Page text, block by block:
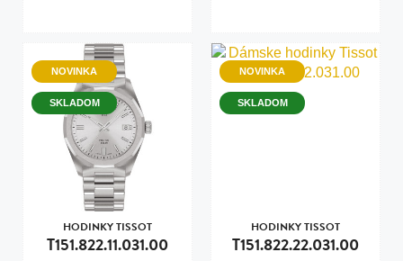
NOVINKA
SKLADOM
HODINKY TISSOT
T151.822.11.031.00
NOVINKA
SKLADOM
HODINKY TISSOT
T151.822.22.031.00